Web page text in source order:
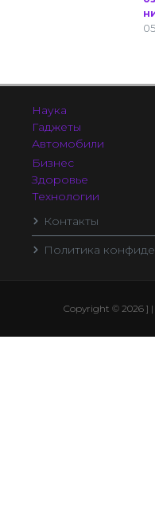
Наука
Гаджеты
Автомобили
Бизнес
Здоровье
Технологии
Контакты
Политика
Copyright © 2026 ] |